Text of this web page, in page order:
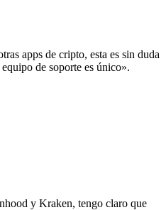
apps de cripto, esta es sin duda
de soporte es único».
y Kraken, tengo claro que